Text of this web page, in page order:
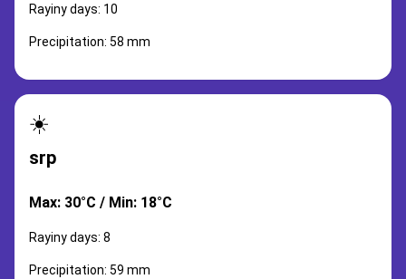
Rayiny days: 10
Precipitation: 58 mm
☀️
srp
Max: 30°C / Min: 18°C
Rayiny days: 8
Precipitation: 59 mm